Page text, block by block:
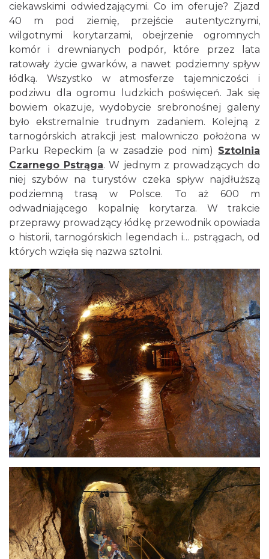
ciekawskimi odwiedzającymi. Co im oferuje? Zjazd
40 m pod ziemię, przejście autentycznymi,
wilgotnymi korytarzami, obejrzenie ogromnych
komór i drewnianych podpór, które przez lata
ratowały życie gwarków, a nawet podziemny spływ
łódką. Wszystko w atmosferze tajemniczości i
podziwu dla ogromu ludzkich poświęceń. Jak się
bowiem okazuje, wydobycie srebronośnej galeny
było ekstremalnie trudnym zadaniem. Kolejną z
tarnogórskich atrakcji jest malowniczo położona w
Parku Repeckim (a w zasadzie pod nim) Sztolnia
Czarnego Pstrąga. W jednym z prowadzących do
niej szybów na turystów czeka spływ najdłuższą
podziemną trasą w Polsce. To aż 600 m
odwadniającego kopalnię korytarza. W trakcie
przeprawy prowadzący łódkę przewodnik opowiada
o historii, tarnogórskich legendach i… pstrągach, od
których wzięła się nazwa sztolni.